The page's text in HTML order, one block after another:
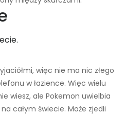
więc nie ma nic złego
w łazience. Więc wielu
wiesz, ale Pokemon uwielbia
całym świecie. Może zjedli